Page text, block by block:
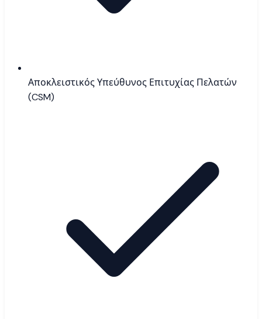
Αποκλειστικός Υπεύθυνος Επιτυχίας Πελατών
(CSM)